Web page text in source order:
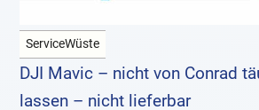
ServiceWüste
DJI Mavic – nicht von Conrad
lassen – nicht lieferbar